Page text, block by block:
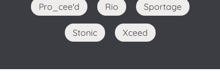
Pro_cee'd Rio Sportage
Stonic Xceed